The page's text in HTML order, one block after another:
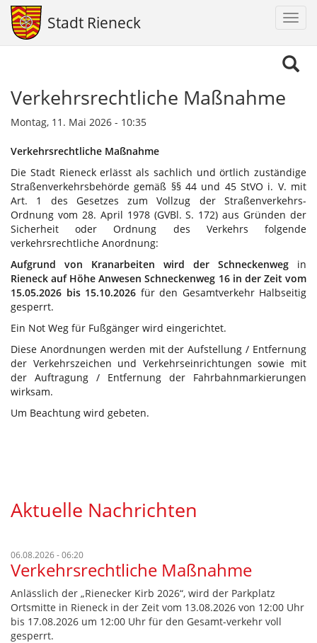
Stadt Rieneck
Verkehrsrechtliche Maßnahme
Montag, 11. Mai 2026 - 10:35
Verkehrsrechtliche Maßnahme
Die Stadt Rieneck erlässt als sachlich und örtlich zuständige
Straßenverkehrsbehörde gemäß §§ 44 und 45 StVO i. V. mit
Art. 1 des Gesetzes zum Vollzug der Straßenverkehrs-
Ordnung vom 28. April 1978 (GVBl. S. 172) aus Gründen der
Sicherheit oder Ordnung des Verkehrs folgende
verkehrsrechtliche Anordnung:
Aufgrund von Kranarbeiten wird der Schneckenweg in
Rieneck auf Höhe Anwesen Schneckenweg 16 in der Zeit vom
15.05.2026 bis 15.10.2026 für den Gesamtverkehr Halbseitig
gesperrt.
Ein Not Weg für Fußgänger wird eingerichtet.
Diese Anordnungen werden mit der Aufstellung / Entfernung
der Verkehrszeichen und Verkehrseinrichtungen sowie mit
der Auftragung / Entfernung der Fahrbahnmarkierungen
wirksam.
Um Beachtung wird gebeten.
Aktuelle Nachrichten
06.08.2026 - 06:20
Verkehrsrechtliche Maßnahme
Anlässlich der „Rienecker Kirb 2026“, wird der Parkplatz
Ortsmitte in Rieneck in der Zeit vom 13.08.2026 von 12:00 Uhr
bis 17.08.2026 um 12:00 Uhr für den Gesamt-verkehr voll
gesperrt.